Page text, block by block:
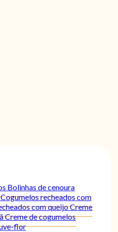
Bolinhas de cenoura
Cogumelos recheados com
com queijoCreme
Creme de cogumelos
flor